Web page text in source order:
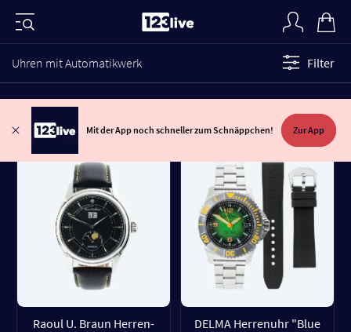
Uhren mit Automatikwerk Filter
Mit der App noch schneller zum Schnäppchen! Zur App
Raoul U. Braun Herren-
DELMA Herrenuhr "Blue